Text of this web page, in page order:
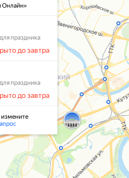
ОНЛАЙН"
Упаковать подарок
В личный кабинет